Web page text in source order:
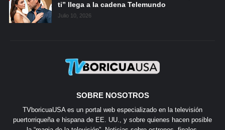
ti” llega a la cadena Telemundo
Julio 10, 2026
SOBRE NOSOTROS
TVboricuaUSA es un portal web especializado en la televisión
puertorriqueña e hispana de EE. UU., y sobre quienes hacen posible